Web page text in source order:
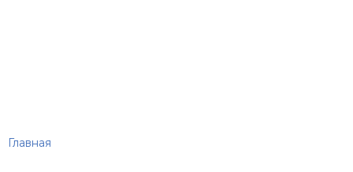
Главная